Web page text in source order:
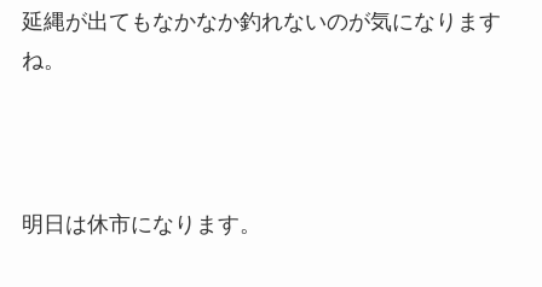
延縄が出てもなかなか釣れないのが気になります
ね。
明日は休市になります。